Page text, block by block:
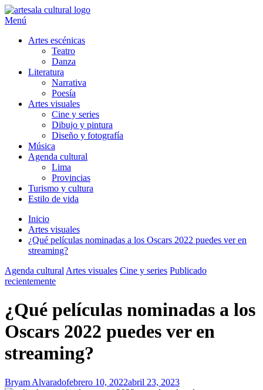
Ir
al
artística y cultural peruana, donde encontrarás todo sobre las artes
escénicas, visuales, literatura, música y más.
Menú
Artes escénicas
Teatro
Danza
Literatura
Narrativa
Poesía
Artes visuales
Cine y series
Dibujo y pintura
Diseño y fotografía
Música
Agenda cultural
Lima
Provincias
Turismo y cultura
Estilo de vida
Inicio
Artes visuales
¿Qué películas nominadas a los Oscars 2022 puedes ver en
streaming?
Agenda cultural Artes visuales Cine y series Publicado
recientemente
¿Qué películas nominadas a los
Oscars 2022 puedes ver en
streaming?
Bryam Alvaradofebrero 10, 2022abril 23, 2023